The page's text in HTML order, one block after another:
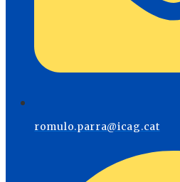
romulo.parra@icag.cat